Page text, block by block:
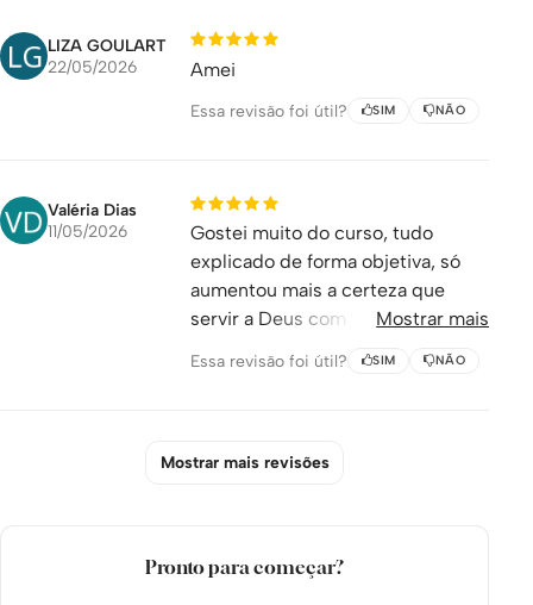
LIZA GOULART
22/05/2026
Amei
Essa revisão foi útil? SIM NÃO
Valéria Dias
11/05/2026
Gostei muito do curso, tudo
explicado de forma objetiva, só
aumentou mais a certeza que
servir a Deus com tudo o que
somos e temos é a melhor coisa a
Mostrar mais
Essa revisão foi útil? SIM NÃO
Mostrar mais revisões
Pronto para começar?